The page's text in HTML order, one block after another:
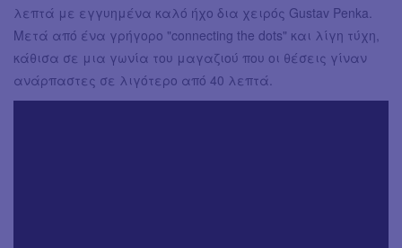
λεπτά με εγγυημένα καλό ήχο δια χειρός Gustav Penka.
Μετά από ένα γρήγορο "connecting the dots" και λίγη τύχη,
κάθισα σε μια γωνία του μαγαζιού που οι θέσεις γίναν
ανάρπαστες σε λιγότερο από 40 λεπτά.